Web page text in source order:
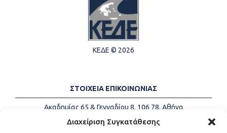
Διαχείριση Συγκατάθεσης
ΚΕΔΕ © 2026
ΣΤΟΙΧΕΙΑ ΕΠΙΚΟΙΝΩΝΙΑΣ
Ακαδημίας 65 & Γενναδίου 8, 106 78, Αθήνα
Τηλέφωνα:
+30 213-2147500
Email:
info@kede.gr